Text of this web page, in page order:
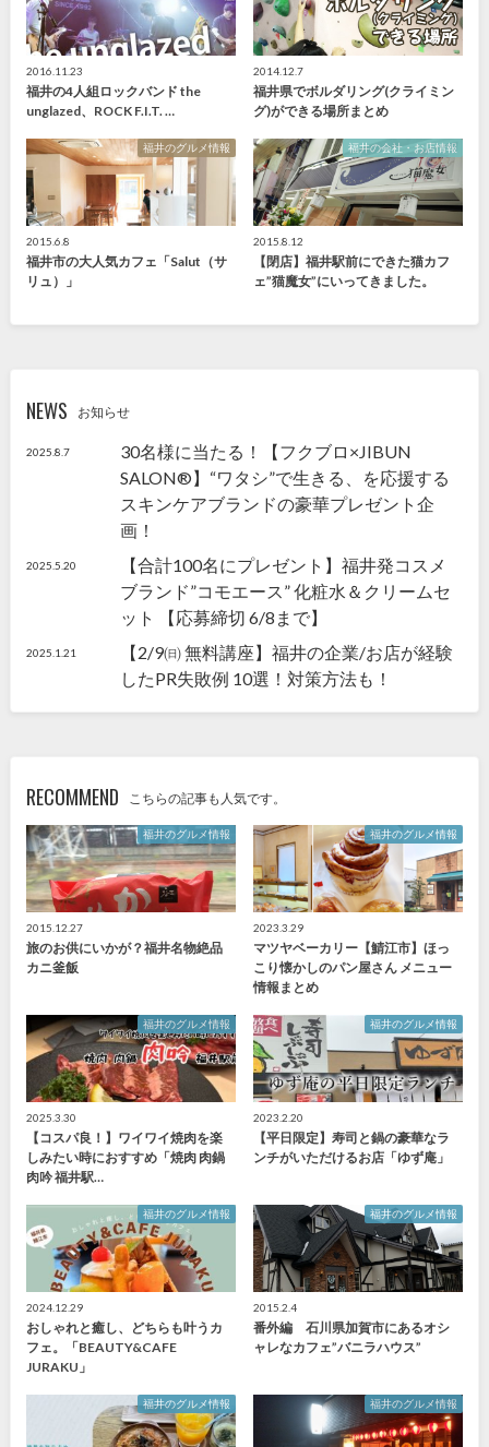
2016.11.23
福井の4人組ロックバンド the
unglazed、ROCK F.I.T. …
2014.12.7
福井県でボルダリング(クライミン
グ)ができる場所まとめ
福井のグルメ情報
2015.6.8
福井市の大人気カフェ「Salut（サ
リュ）」
福井の会社・お店情報
2015.8.12
【閉店】福井駅前にできた猫カフ
ェ”猫魔女”にいってきました。
NEWS お知らせ
2025.8.7
30名様に当たる！【フクブロ×JIBUN
SALON®】“ワタシ”で生きる、を応援する
スキンケアブランドの豪華プレゼント企
画！
2025.5.20
【合計100名にプレゼント】福井発コスメ
ブランド”コモエース” 化粧水＆クリームセ
ット 【応募締切 6/8まで】
2025.1.21
【2/9㈰ 無料講座】福井の企業/お店が経験
したPR失敗例 10選！対策方法も！
RECOMMEND こちらの記事も人気です。
福井のグルメ情報
2015.12.27
旅のお供にいかが？福井名物絶品
カニ釜飯
福井のグルメ情報
2023.3.29
マツヤベーカリー【鯖江市】ほっ
こり懐かしのパン屋さん メニュー
情報まとめ
福井のグルメ情報
2025.3.30
【コスパ良！】ワイワイ焼肉を楽
しみたい時におすすめ「焼肉 肉鍋
肉吟 福井駅…
福井のグルメ情報
2023.2.20
【平日限定】寿司と鍋の豪華なラ
ンチがいただけるお店「ゆず庵」
福井のグルメ情報
2024.12.29
おしゃれと癒し、どちらも叶うカ
フェ。「BEAUTY&CAFE
JURAKU」
福井のグルメ情報
2015.2.4
番外編 石川県加賀市にあるオシ
ャレなカフェ”バニラハウス”
福井のグルメ情報 福井のグルメ情報